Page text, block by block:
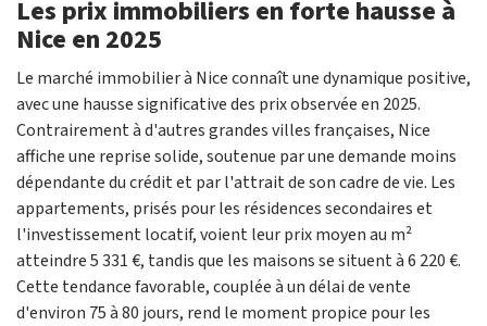
Les prix immobiliers en forte hausse à
Nice en 2025
Le marché immobilier à Nice connaît une dynamique positive,
avec une hausse significative des prix observée en 2025.
Contrairement à d'autres grandes villes françaises, Nice
affiche une reprise solide, soutenue par une demande moins
dépendante du crédit et par l'attrait de son cadre de vie. Les
appartements, prisés pour les résidences secondaires et
l'investissement locatif, voient leur prix moyen au m²
atteindre 5 331 €, tandis que les maisons se situent à 6 220 €.
Cette tendance favorable, couplée à un délai de vente
d'environ 75 à 80 jours, rend le moment propice pour les